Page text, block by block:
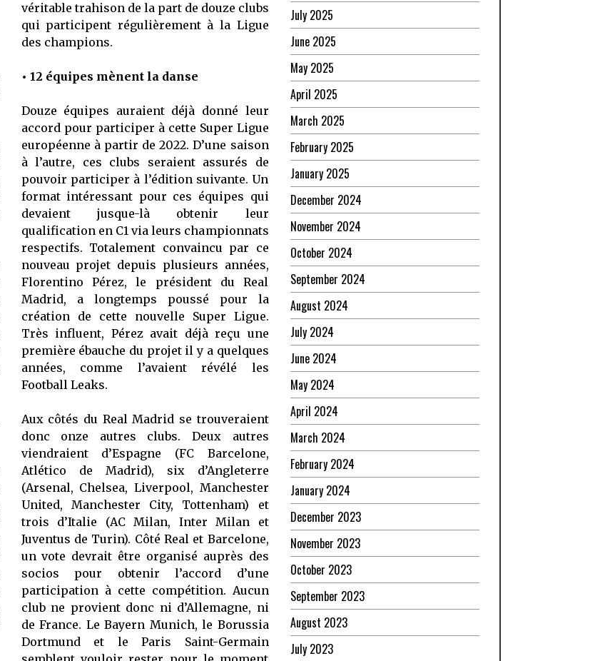
véritable trahison de la part de douze clubs
qui participent régulièrement à la Ligue
des champions.
• 12 équipes mènent la danse
Douze équipes auraient déjà donné leur
accord pour participer à cette Super Ligue
européenne à partir de 2022. D’une saison
à l’autre, ces clubs seraient assurés de
pouvoir participer à l’édition suivante. Un
format intéressant pour ces équipes qui
devaient jusque-là obtenir leur
qualification en C1 via leurs championnats
respectifs. Totalement convaincu par ce
nouveau projet depuis plusieurs années,
Florentino Pérez, le président du Real
Madrid, a longtemps poussé pour la
création de cette nouvelle Super Ligue.
Très influent, Pérez avait déjà reçu une
première ébauche du projet il y a quelques
années, comme l’avaient révélé les
Football Leaks.
Aux côtés du Real Madrid se trouveraient
donc onze autres clubs. Deux autres
viendraient d’Espagne (FC Barcelone,
Atlético de Madrid), six d’Angleterre
(Arsenal, Chelsea, Liverpool, Manchester
United, Manchester City, Tottenham) et
trois d’Italie (AC Milan, Inter Milan et
Juventus de Turin). Côté Real et Barcelone,
un vote devrait être organisé auprès des
socios pour obtenir l’accord d’une
participation à cette compétition. Aucun
club ne provient donc ni d’Allemagne, ni
de France. Le Bayern Munich, le Borussia
Dortmund et le Paris Saint-Germain
July 2025
June 2025
May 2025
April 2025
March 2025
February 2025
January 2025
December 2024
November 2024
October 2024
September 2024
August 2024
July 2024
June 2024
May 2024
April 2024
March 2024
February 2024
January 2024
December 2023
November 2023
October 2023
September 2023
August 2023
July 2023